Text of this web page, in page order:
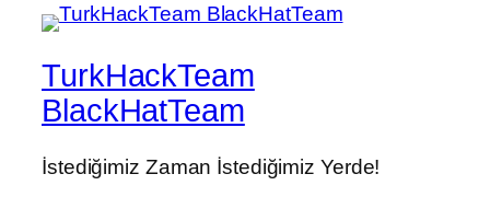
TurkHackTeam
BlackHatTeam
İstediğimiz Zaman İstediğimiz Yerde!